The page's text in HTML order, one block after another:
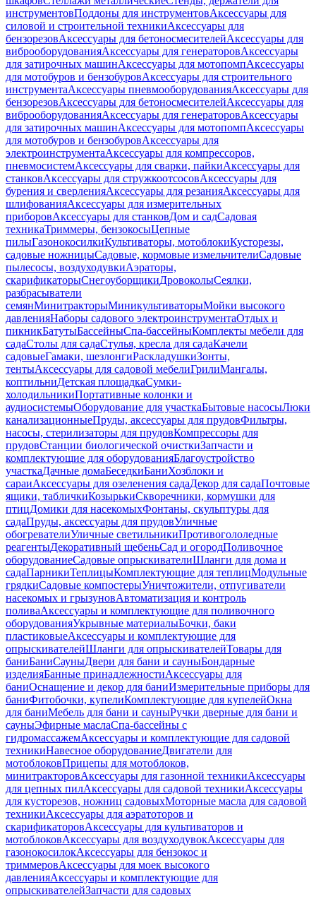
инструментовПоддоны для инструментовАксессуары для
силовой и строительной техникиАксессуары для
бензорезовАксессуары для бетоносмесителейАксессуары для
виброоборудованияАксессуары для генераторовАксессуары
для затирочных машинАксессуары для мотопомпАксессуары
для мотобуров и бензобуровАксессуары для строительного
инструментаАксессуары пневмооборудованияАксессуары для
бензорезовАксессуары для бетоносмесителейАксессуары для
виброоборудованияАксессуары для генераторовАксессуары
для затирочных машинАксессуары для мотопомпАксессуары
для мотобуров и бензобуровАксессуары для
электроинструментаАксессуары для компрессоров,
пневмосистемАксессуары для сварки, пайкиАксессуары для
станковАксессуары для стружкоотсосовАксессуары для
бурения и сверленияАксессуары для резанияАксессуары для
шлифованияАксессуары для измерительных
приборовАксессуары для станковДом и садСадовая
техникаТриммеры, бензокосыЦепные
пилыГазонокосилкиКультиваторы, мотоблокиКусторезы,
садовые ножницыСадовые, кормовые измельчителиСадовые
пылесосы, воздуходувкиАэраторы,
скарификаторыСнегоуборщикиДровоколыСеялки,
разбрасыватели
семянМинитракторыМиникультиваторыМойки высокого
давленияНаборы садового электроинструментаОтдых и
пикникБатутыБассейныСпа-бассейныКомплекты мебели для
садаСтолы для садаСтулья, кресла для садаКачели
садовыеГамаки, шезлонгиРаскладушкиЗонты,
тентыАксессуары для садовой мебелиГрилиМангалы,
коптильниДетская площадкаСумки-
холодильникиПортативные колонки и
аудиосистемыОборудование для участкаБытовые насосыЛюки
канализационныеПруды, аксессуары для прудовФильтры,
насосы, стерилизаторы для прудовКомпрессоры для
прудовСтанции биологической очисткиЗапчасти и
комплектующие для оборудованияБлагоустройство
участкаДачные домаБеседкиБаниХозблоки и
сараиАксессуары для озеленения садаДекор для садаПочтовые
ящики, табличкиКозырькиСкворечники, кормушки для
птицДомики для насекомыхФонтаны, скульптуры для
садаПруды, аксессуары для прудовУличные
обогревателиУличные светильникиПротивогололедные
реагентыДекоративный щебеньСад и огородПоливочное
оборудованиеСадовые опрыскивателиШланги для дома и
садаПарникиТеплицыКомплектующие для теплицМодульные
грядкиСадовые компостерыУничтожители, отпугиватели
насекомых и грызуновАвтоматизация и контроль
поливаАксессуары и комплектующие для поливочного
оборудованияУкрывные материалыБочки, баки
пластиковыеАксессуары и комплектующие для
опрыскивателейШланги для опрыскивателейТовары для
баниБаниСауныДвери для бани и сауныБондарные
изделияБанные принадлежностиАксессуары для
баниОснащение и декор для баниИзмерительные приборы для
баниФитобочки, купелиКомплектующие для купелейОкна
для баниМебель для бани и сауныРучки дверные для бани и
сауныЭфирные маслаСпа-бассейны с
гидромассажемАксессуары и комплектующие для садовой
техникиНавесное оборудованиеДвигатели для
мотоблоковПрицепы для мотоблоков,
минитракторовАксессуары для газонной техникиАксессуары
для цепных пилАксессуары для садовой техникиАксессуары
для кусторезов, ножниц садовыхМоторные масла для садовой
техникиАксессуары для аэратоторов и
скарификаторовАксессуары для культиваторов и
мотоблоковАксессуары для воздуходувокАксессуары для
газонокосилокАксессуары для бензокос и
триммеровАксессуары для моек высокого
давленияАксессуары и комплектующие для
опрыскивателейЗапчасти для садовых